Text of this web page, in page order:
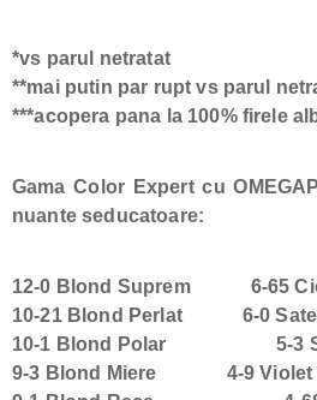
*vs parul netratat
**mai putin par rupt vs parul
***acopera pana la 100% firele
Gama Color Expert cu
nuante seducatoare:
12-0 Blond Suprem 6-65
10-21 Blond Perlat 6-0
10-1 Blond Polar 5-3
9-3 Blond Miere 4-9 Violet